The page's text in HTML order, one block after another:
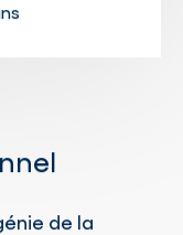
de la